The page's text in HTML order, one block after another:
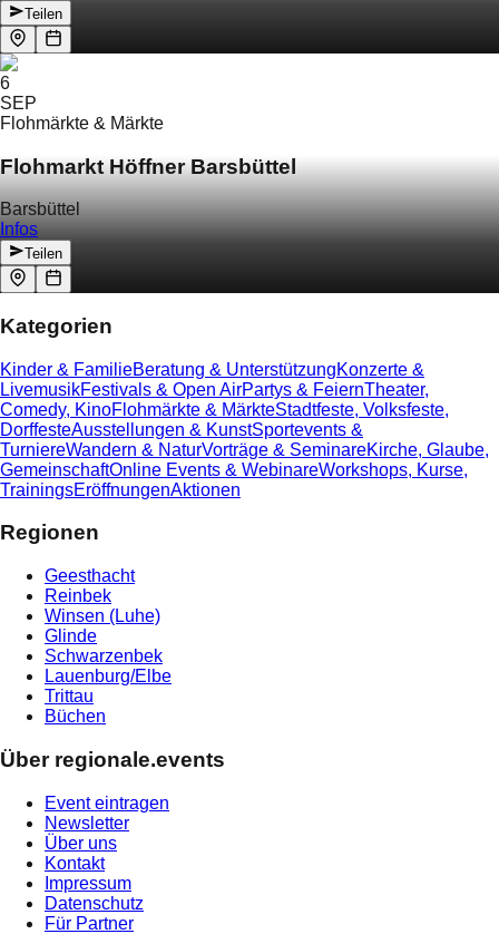
Teilen
6
SEP
Flohmärkte & Märkte
Flohmarkt Höffner Barsbüttel
Barsbüttel
Infos
Teilen
Kategorien
Kinder & FamilieBeratung & UnterstützungKonzerte &
LivemusikFestivals & Open AirPartys & FeiernTheater,
Comedy, KinoFlohmärkte & MärkteStadtfeste, Volksfeste,
DorffesteAusstellungen & KunstSportevents &
TurniereWandern & NaturVorträge & SeminareKirche, Glaube,
GemeinschaftOnline Events & WebinareWorkshops, Kurse,
TrainingsEröffnungenAktionen
Regionen
Geesthacht
Reinbek
Winsen (Luhe)
Glinde
Schwarzenbek
Lauenburg/Elbe
Trittau
Büchen
Über regionale.events
Event eintragen
Newsletter
Über uns
Kontakt
Impressum
Datenschutz
Für Partner